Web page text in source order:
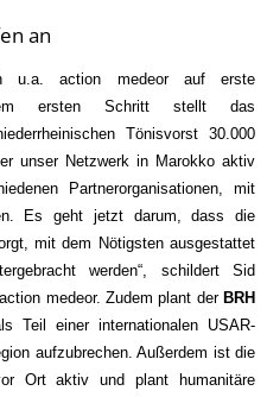
an
u.a. action medeor auf erste
ersten Schritt stellt das
Tönisvorst 30.000
unser Netzwerk in Marokko aktiv
Partnerorganisationen, mit
Es geht jetzt darum, dass die
mit dem Nötigsten ausgestattet
werden“, schildert Sid
medeor. Zudem plant der BRH
Teil einer internationalen USAR-
aufzubrechen. Außerdem ist die
Ort aktiv und plant humanitäre